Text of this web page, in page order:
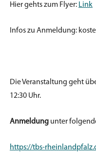
Hier gehts zum Flyer: Link
nfos zu Anmeldung:
Die Veranstaltung geht
12:30 Uhr.
Anmeldung unter
https://tbs-